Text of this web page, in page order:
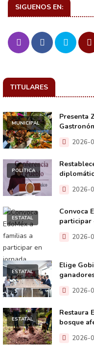
SIGUENOS EN:
TITULARES
MUNICIPAL
Presenta
2026-
POLÍTICA
2026-
ESTATAL
Convoca
participar
2026-
ESTATAL
Elige
2026-
ESTATAL
Restaura
bosque
2026-